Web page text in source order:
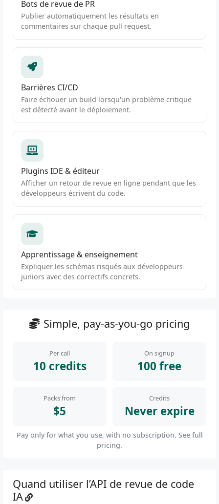
Bots de revue de PR
Publier automatiquement les résultats en
commentaires sur chaque pull request.
Barrières CI/CD
Faire échouer un build lorsqu'un problème critique
est détecté avant le déploiement.
Plugins IDE & éditeur
Afficher un retour de revue en ligne pendant que les
développeurs écrivent du code.
Apprentissage & enseignement
Expliquer les schémas risqués aux développeurs
juniors avec des correctifs concrets.
Simple, pay-as-you-go pricing
Per call
10 credits
On signup
100 free
Packs from
$5
Credits
Never expire
Pay only for what you use, with no subscription. See full
pricing.
Quand utiliser l’API de revue de code
IA